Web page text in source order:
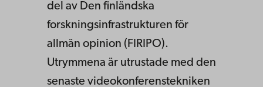
del av Den finländska
forskningsinfrastrukturen för
allmän opinion (FIRIPO).
Utrymmena är utrustade med den
senaste videokonferenstekniken